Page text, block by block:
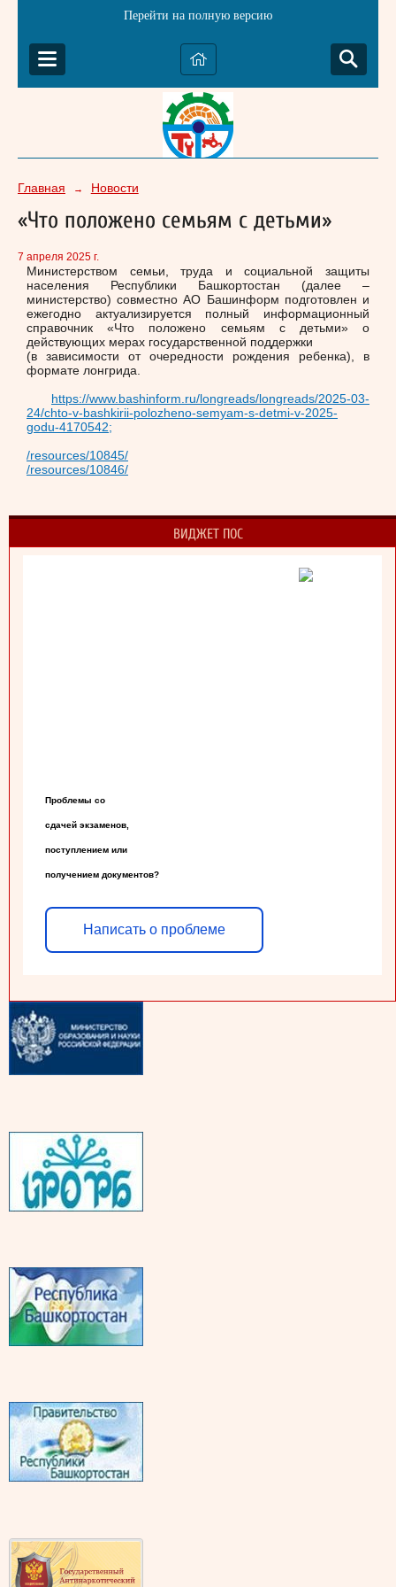
Перейти на полную версию
Главная → Новости
«Что положено семьям с детьми»
7 апреля 2025 г.
Министерством семьи, труда и социальной защиты
населения Республики Башкортостан (далее –
министерство) совместно АО Башинформ подготовлен и
ежегодно актуализируется полный информационный
справочник «Что положено семьям с детьми» о
действующих мерах государственной поддержки
(в зависимости от очередности рождения ребенка), в
формате лонгрида.
https://www.bashinform.ru/longreads/longreads/2025-03-
24/chto-v-bashkirii-polozheno-semyam-s-detmi-v-2025-
godu-4170542;
/resources/10845/
/resources/10846/
ВИДЖЕТ ПОС
Проблемы со
сдачей экзаменов,
поступлением или
получением документов?
Написать о проблеме